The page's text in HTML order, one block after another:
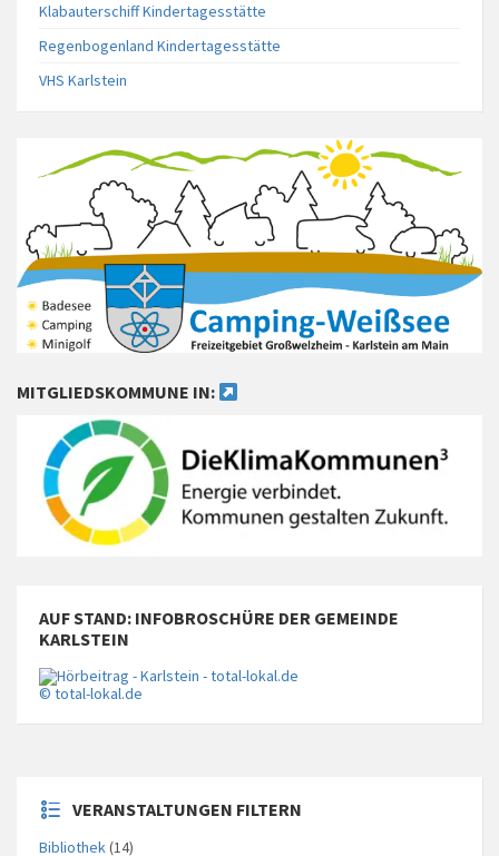
Klabauterschiff Kindertagesstätte
Regenbogenland Kindertagesstätte
VHS Karlstein
MITGLIEDSKOMMUNE IN:
AUF STAND: INFOBROSCHÜRE DER GEMEINDE
KARLSTEIN
© total-lokal.de
VERANSTALTUNGEN FILTERN
Bibliothek(14)